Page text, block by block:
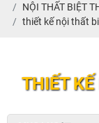
NỘI THẤT BIỆT
thiết kế nội thất
THIẾT